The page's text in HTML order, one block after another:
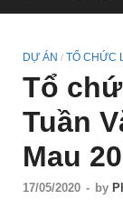
DỰ ÁN / TỔ CHỨC
Tổ
Tuần
Mau
17/05/2020 - by